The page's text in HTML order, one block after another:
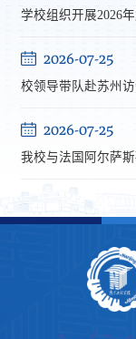
学校组织开展2026
2026-07-25
校领导带队赴苏州
2026-07-25
我校与法国阿尔萨